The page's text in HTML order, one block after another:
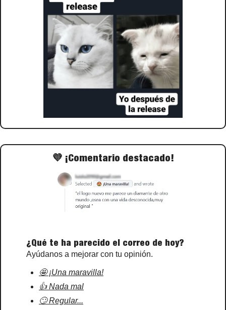
💜 ¡Comentario destacado!
¿Qué te ha parecido el correo de hoy?
Ayúdanos a mejorar con tu opinión.
🤩 ¡Una maravilla!
👍 Nada mal
🙄 Regular...